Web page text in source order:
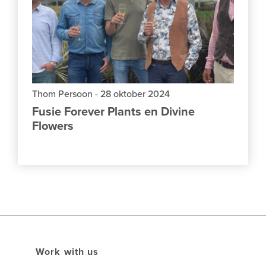
Thom Persoon - 28 oktober 2024
Fusie Forever Plants en Divine
Flowers
Work with us